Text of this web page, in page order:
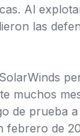
Al
las
muchos
de prueba
febrero de